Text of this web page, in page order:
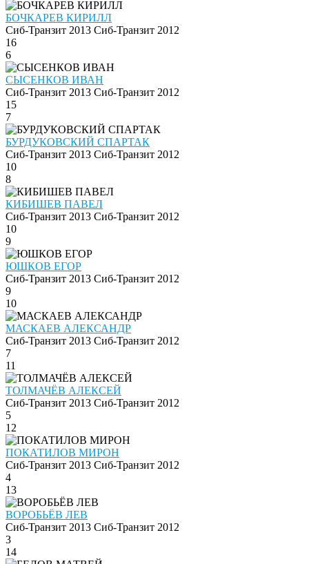
БОЧКАРЕВ КИРИЛЛ
Сиб-Транзит 2013 Сиб-Транзит 2012
16
6
СЫСЕНКОВ ИВАН
Сиб-Транзит 2013 Сиб-Транзит 2012
15
7
БУРДУКОВСКИЙ СПАРТАК
Сиб-Транзит 2013 Сиб-Транзит 2012
10
8
КИБИШЕВ ПАВЕЛ
Сиб-Транзит 2013 Сиб-Транзит 2012
10
9
ЮШКОВ ЕГОР
Сиб-Транзит 2013 Сиб-Транзит 2012
9
10
МАСКАЕВ АЛЕКСАНДР
Сиб-Транзит 2013 Сиб-Транзит 2012
7
11
ТОЛМАЧЁВ АЛЕКСЕЙ
Сиб-Транзит 2013 Сиб-Транзит 2012
5
12
ПОКАТИЛОВ МИРОН
Сиб-Транзит 2013 Сиб-Транзит 2012
4
13
ВОРОБЬЁВ ЛЕВ
Сиб-Транзит 2013 Сиб-Транзит 2012
3
14